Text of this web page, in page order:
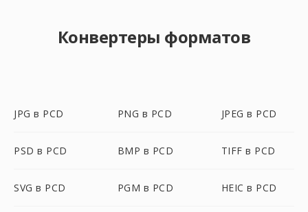
Конвертеры форматов
JPG в PCD PNG в PCD JPEG в PCD
PSD в PCD BMP в PCD TIFF в PCD
SVG в PCD PGM в PCD HEIC в PCD